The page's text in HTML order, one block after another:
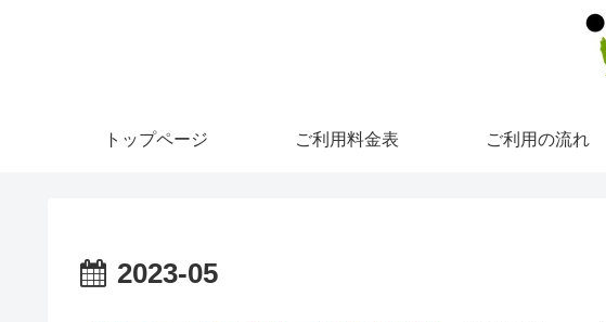
トップページ ご利用料金表 ご利用の流れ
2023-05